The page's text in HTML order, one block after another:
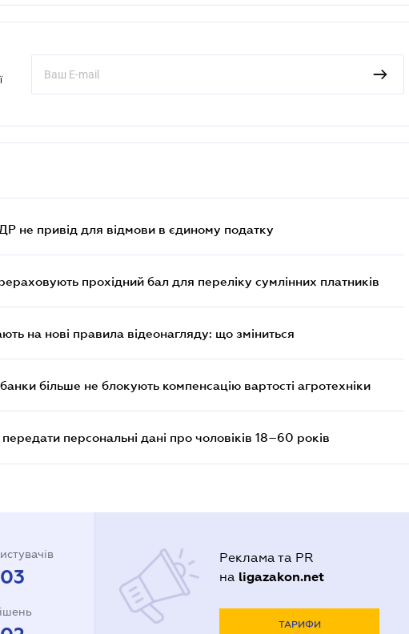
не привід для відмови в єдиному податку
прохідний бал для переліку сумлінних платників
на нові правила відеонагляду: що зміниться
більше не блокують компенсацію вартості агротехніки
персональні дані про чоловіків 18–60 років
Реклама та PR
на ligazakon.net
ТАРИФИ